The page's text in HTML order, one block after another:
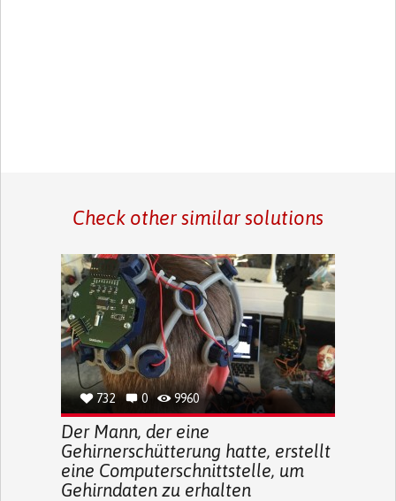
Check other similar solutions
732 0 9960
Der Mann, der eine
Gehirnerschütterung hatte, erstellt
eine Computerschnittstelle, um
Gehirndaten zu erhalten